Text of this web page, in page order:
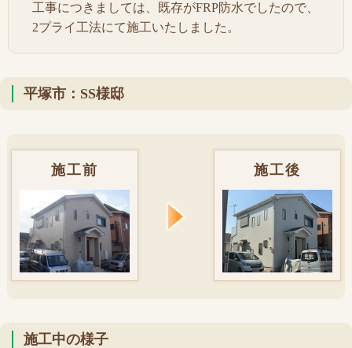
工事につきましては、既存がFRP防水でしたので、
2プライ工法にて施工いたしました。
平塚市：SS様邸
施工前 施工後
施工中の様子